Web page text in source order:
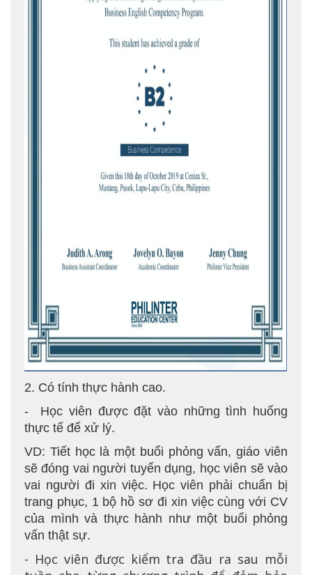
2. Có tính thực hành cao.
- Học viên được đặt vào những tình huống
thực tế để xử lý.
VD: Tiết học là một buổi phỏng vấn, giáo viên
sẽ đóng vai người tuyển dụng, học viên sẽ vào
vai người đi xin việc. Học viên phải chuẩn bị
trang phục, 1 bộ hồ sơ đi xin việc cùng với CV
của mình và thực hành như một buổi phỏng
vấn thật sự.
- Học viên được kiểm tra đầu ra sau mỗi